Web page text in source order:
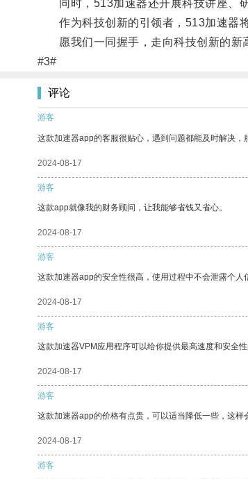
同时，513加速器还开展科技讲座、研
作为科技创新的引领者，513加速器将
愿我们一同握手，走向科技创新的新
#3#
评论
游客
这款加速器app的客服很贴心，遇到问题都能及时解决，
2024-08-17
游客
这款app就像我的财务顾问，让我能够省钱又省心。
2024-08-17
游客
这款加速器app的安全性很高，使用过程中不会泄露个
2024-08-17
游客
这款加速器VPM应用程序可以给你提供最高速度和安全
2024-08-17
游客
这款加速器app的价格有点贵，可以适当降低一些，这样
2024-08-17
游客